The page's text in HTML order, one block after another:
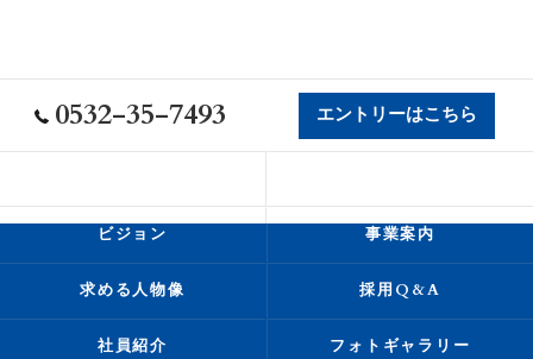
0532-35-7493 エントリーはこちら
ビジョン 事業案内
求める人物像 採用Q&A
社員紹介 フォトギャラリー